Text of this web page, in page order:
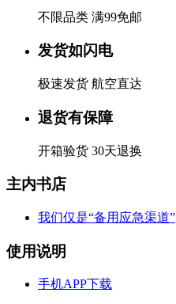
不限品类 满99免邮
发货如闪电
极速发货 航空直达
退货有保障
开箱验货 30天退换
主内书店
我们仅是“备用应急渠道”
使用说明
手机APP下载